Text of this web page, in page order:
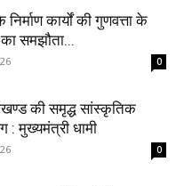
निर्माण कार्यों की गुणवत्ता के
समझौता...
0
की समृद्ध सांस्कृतिक
: मुख्यमंत्री धामी
0